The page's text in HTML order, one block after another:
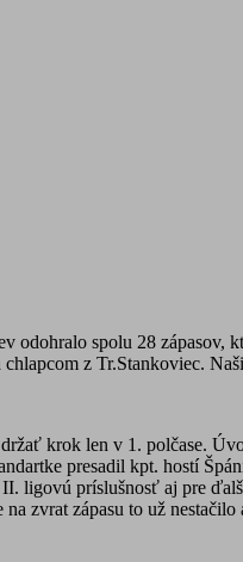
spolu 28 zápasov,
z Tr.Stankoviec.
krok len v 1. polčase.
presadil kpt. hostí
ligovú príslušnosť aj pre
zápasu to už nestačilo